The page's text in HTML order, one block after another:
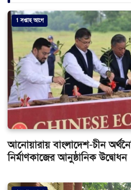
1 সপ্তাহ আগে
আনোয়ারায় বাংলাদেশ-চীন
নির্মাণকাজের আনুষ্ঠানিক উদ্বোধন